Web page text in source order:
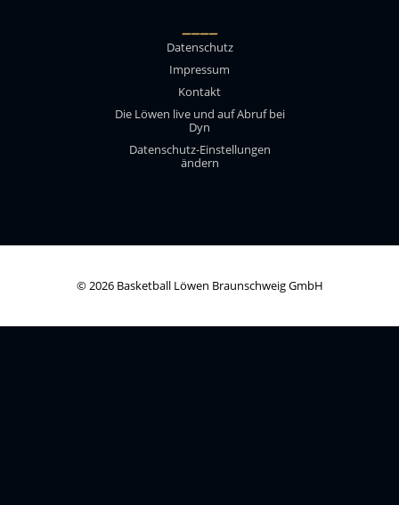
____
Datenschutz
Impressum
Kontakt
Die Löwen live und auf Abruf bei
Dyn
Datenschutz-Einstellungen
ändern
© 2026 Basketball Löwen Braunschweig GmbH